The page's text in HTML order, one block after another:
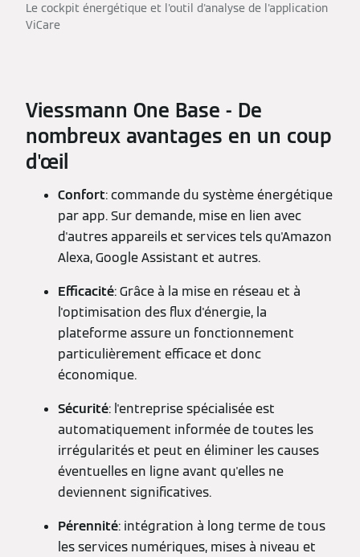
Le cockpit énergétique et l'outil d'analyse de l'application
ViCare
Viessmann One Base - De
nombreux avantages en un coup
d'œil
Confort: commande du système énergétique
par app. Sur demande, mise en lien avec
d'autres appareils et services tels qu'Amazon
Alexa, Google Assistant et autres.
Efficacité: Grâce à la mise en réseau et à
l'optimisation des flux d'énergie, la
plateforme assure un fonctionnement
particulièrement efficace et donc
économique.
Sécurité: l'entreprise spécialisée est
automatiquement informée de toutes les
irrégularités et peut en éliminer les causes
éventuelles en ligne avant qu'elles ne
deviennent significatives.
Pérennité: intégration à long terme de tous
les services numériques, mises à niveau et